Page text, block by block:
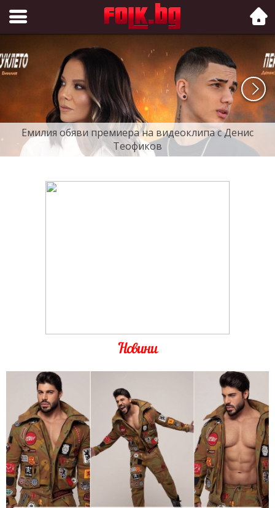
Folk.bg
Емилия обяви премиера на видеоклипа с Денис
Теофиков
Новини